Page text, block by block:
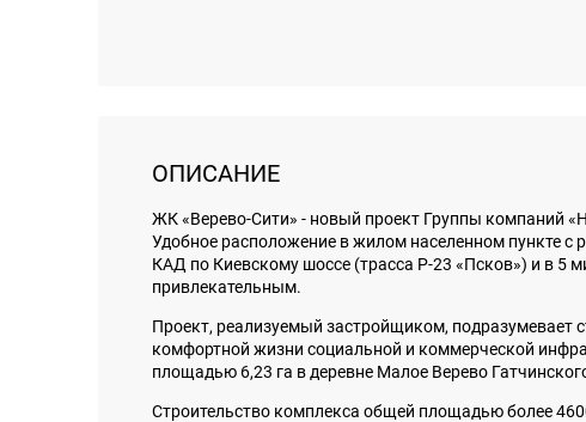
ОПИСАНИЕ
ЖК «Верево-Сити» - новый проект Группы компаний
Удобное расположение в жилом населенном пункте с
КАД по Киевскому шоссе (трасса Р-23 «Псков») и в 5
привлекательным.
Проект, реализуемый застройщиком, подразумевает
комфортной жизни социальной и коммерческой
площадью 6,23 га в деревне Малое Верево
Строительство комплекса общей площадью более